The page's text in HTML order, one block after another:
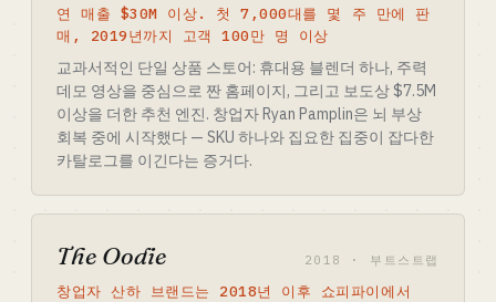
연 매출 $30M 이상. 첫 7,000대를 몇 주 만에 판
매, 2019년까지 고객 100만 명 이상
교과서적인 단일 상품 스토어: 휴대용 블렌더 하나, 주력
데모 영상을 중심으로 짠 홈페이지, 그리고 보도상 $7.5M
이상을 더한 추천 엔진. 창업자 Ryan Pamplin은 뇌 부상
회복 중에 시작했다 — SKU 하나와 집요한 집중이 잡다한
카탈로그를 이긴다는 증거다.
The Oodie 2018 · 부트스트랩
창업자 산하 브랜드는 2018년 이후 쇼피파이에서